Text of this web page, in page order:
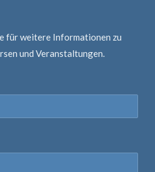
für weitere Informationen zu
und Veranstaltungen.